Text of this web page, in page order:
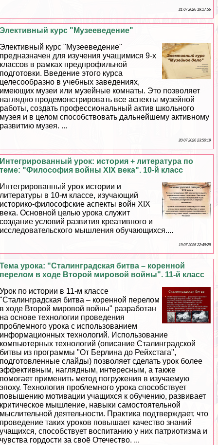
21 07 2026 19:17:56
Элективный курс "Музееведение"
Элективный курс "Музееведение"
предназначен для изучения учащимися 9-х
классов в рамках предпрофильной
подготовки. Введение этого курса
целесообразно в учебных заведениях,
имеющих музеи или музейные комнаты. Это позволяет
наглядно продемонстрировать все аспекты музейной
работы, создать профессиональный актив школьного
музея и в целом способствовать дальнейшему активному
развитию музея. ...
20 07 2026 23:50:19
Интегрированный урок: история + литература по
теме: "Философия войны XIX века". 10-й класс
Интегрированный урок истории и
литературы в 10-м классе, изучающий
историко-философские аспекты войн XIX
века. Основной целью урока служит
создание условий развития креативного и
исследовательского мышления обучающихся....
19 07 2026 22:49:29
Тема урока: "Сталинградская битва – коренной
перелом в ходе Второй мировой войны". 11-й класс
Урок по истории в 11-м классе
"Сталинградская битва – коренной перелом
в ходе Второй мировой войны" разработан
на основе технологии проведения
проблемного урока с использованием
информационных технологий. Использование
компьютерных технологий (описание Сталинградской
битвы из программы "От Берлина до Рейхстага",
подготовленные слайды) позволяет сделать урок более
эффективным, наглядным, интересным, а также
помогает применить метод погружения в изучаемую
эпоху. Технология проблемного урока способствует
повышению мотивации учащихся к обучению, развивает
критическое мышление, навыки самостоятельной
мыслительной деятельности. Пpaктика подтверждает, что
проведение таких уроков повышает качество знаний
учащихся, способствует воспитанию у них патриотизма и
чувства гордости за своё Отечество. ...